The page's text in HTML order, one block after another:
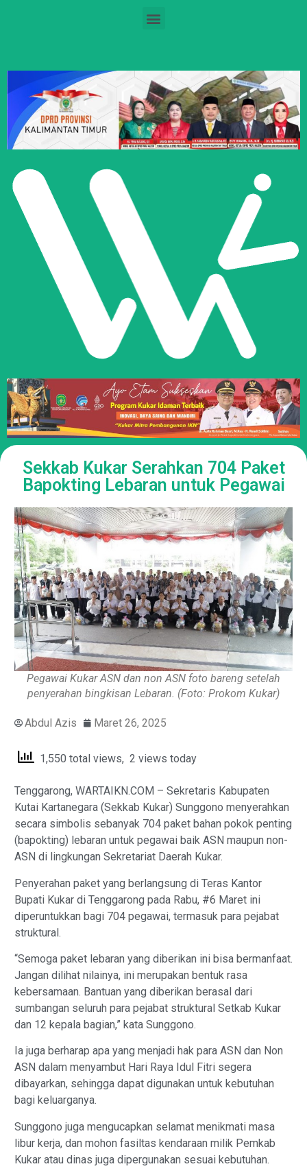
Sekkab Kukar Serahkan 704 Paket
Bapokting Lebaran untuk Pegawai
Pegawai Kukar ASN dan non ASN foto bareng setelah
penyerahan bingkisan Lebaran. (Foto: Prokom Kukar)
Abdul Azis Maret 26, 2025
1,550 total views, 2 views today
Tenggarong, WARTAIKN.COM – Sekretaris Kabupaten
Kutai Kartanegara (Sekkab Kukar) Sunggono menyerahkan
secara simbolis sebanyak 704 paket bahan pokok penting
(bapokting) lebaran untuk pegawai baik ASN maupun non-
ASN di lingkungan Sekretariat Daerah Kukar.
Penyerahan paket yang berlangsung di Teras Kantor
Bupati Kukar di Tenggarong pada Rabu, #6 Maret ini
diperuntukkan bagi 704 pegawai, termasuk para pejabat
struktural.
“Semoga paket lebaran yang diberikan ini bisa bermanfaat.
Jangan dilihat nilainya, ini merupakan bentuk rasa
kebersamaan. Bantuan yang diberikan berasal dari
sumbangan seluruh para pejabat struktural Setkab Kukar
dan 12 kepala bagian,” kata Sunggono.
Ia juga berharap apa yang menjadi hak para ASN dan Non
ASN dalam menyambut Hari Raya Idul Fitri segera
dibayarkan, sehingga dapat digunakan untuk kebutuhan
bagi keluarganya.
Sunggono juga mengucapkan selamat menikmati masa
libur kerja, dan mohon fasiltas kendaraan milik Pemkab
Kukar atau dinas juga dipergunakan sesuai kebutuhan.